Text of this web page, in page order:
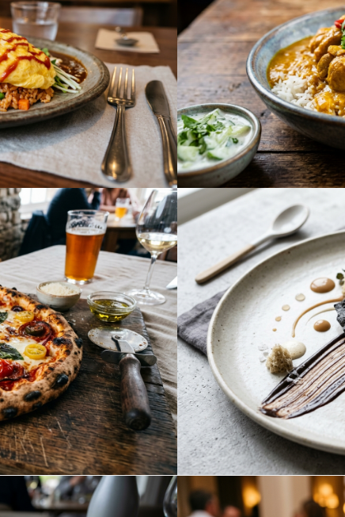
ランチメニュー
パスタ 和風味
ランチメニュー
カレーライス